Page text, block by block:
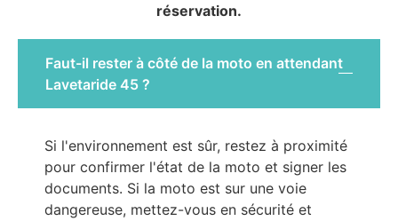
réservation.
Faut-il rester à côté de la moto en attendant
Lavetaride 45 ?
Si l'environnement est sûr, restez à proximité
pour confirmer l'état de la moto et signer les
documents. Si la moto est sur une voie
dangereuse, mettez-vous en sécurité et